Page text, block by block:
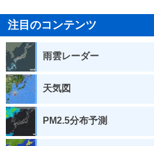
注目のコンテンツ
雨雲レーダー
天気図
PM2.5分布予測